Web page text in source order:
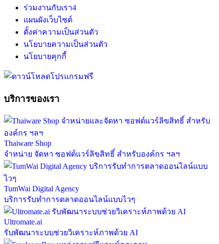
ร่วมงานกับเรา4
แผนผังเว็บไซต์
ตั้งค่าความเป็นส่วนตัว
นโยบายความเป็นส่วนตัว
นโยบายคุกกี้
บริการของเรา
Thaiware Shop
จำหน่าย จัดหา ซอฟต์แวร์ลิขสิทธิ์ สำหรับองค์กร ฯลฯ
TumWai Digital Agency
บริการรับทำการตลาดออนไลน์แบบไวๆ
Ultromate.ai
รับพัฒนาระบบช่วยวิเคราะห์ภาพด้วย AI